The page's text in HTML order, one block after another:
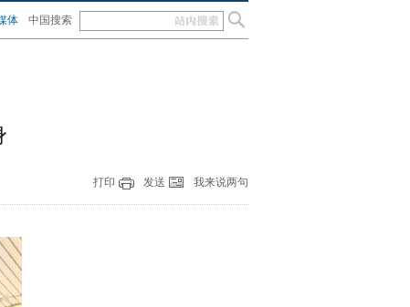
体 中国搜索
打印 发送 我来说两句